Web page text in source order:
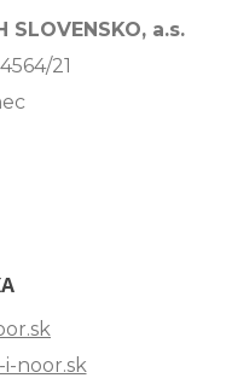
SLOVENSKO, a.s.
21
noor.sk